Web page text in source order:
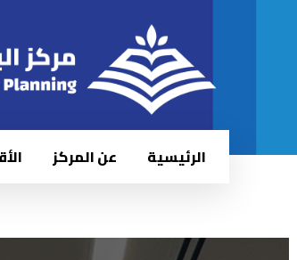
الرئيسية عن المركز